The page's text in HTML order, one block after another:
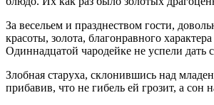
За весельем и празднеством гости,
красоты, золота, благонравного
Одиннадцатой чародейке не успели дать
Злобная старуха, склонившись над
прибавив, что не гибель ей грозит, а сон